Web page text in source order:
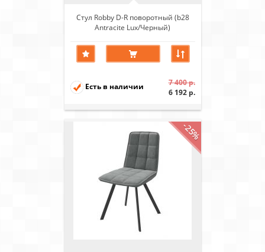
Стул Robby D-R поворотный (b28
Antracite Lux/Черный)
Есть в наличии
7 400 р.
6 192 р.
-25%